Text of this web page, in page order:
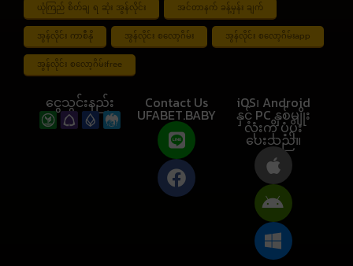
ယုံကြည် စိတ်ချ ရ ဆုံး အွန်လိုင်း အင်တာနက် ခန့်မှန်း ချက်
အွန်လိုင်း ကာစီနို အွန်လိုင်း စလော့ဂိမ်း အွန်လိုင်း စလော့ဂိမ်းapp
အွန်လိုင်း စလော့ဂိမ်းfree
ငွေသွင်းနည်း Contact Us
UFABET.BABY
iOS၊ Android
နှင့် PC နှစ်မျိုး
လုံးကို ပံ့ပိုး
ပေးသည်။